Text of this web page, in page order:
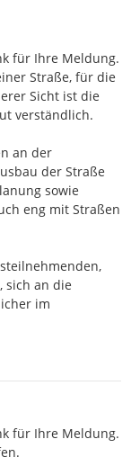
für Ihre Meldung.
Straße, für die
Sicht ist die
verständlich.
an der
der Straße
sowie
eng mit Straßen
sich an die
im
für Ihre Meldung.